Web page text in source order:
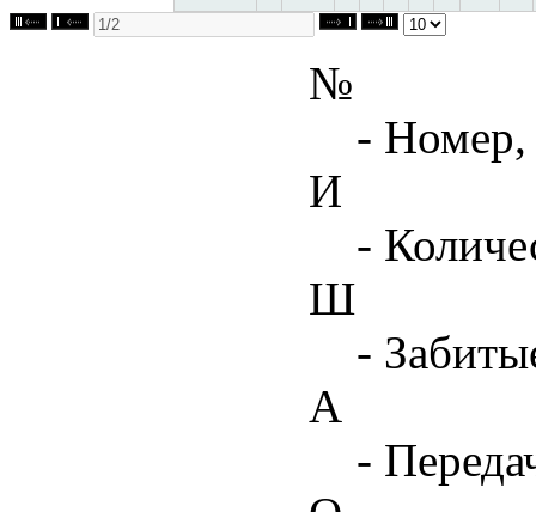
№
- Номер,
И
-
Ш
-
А
-